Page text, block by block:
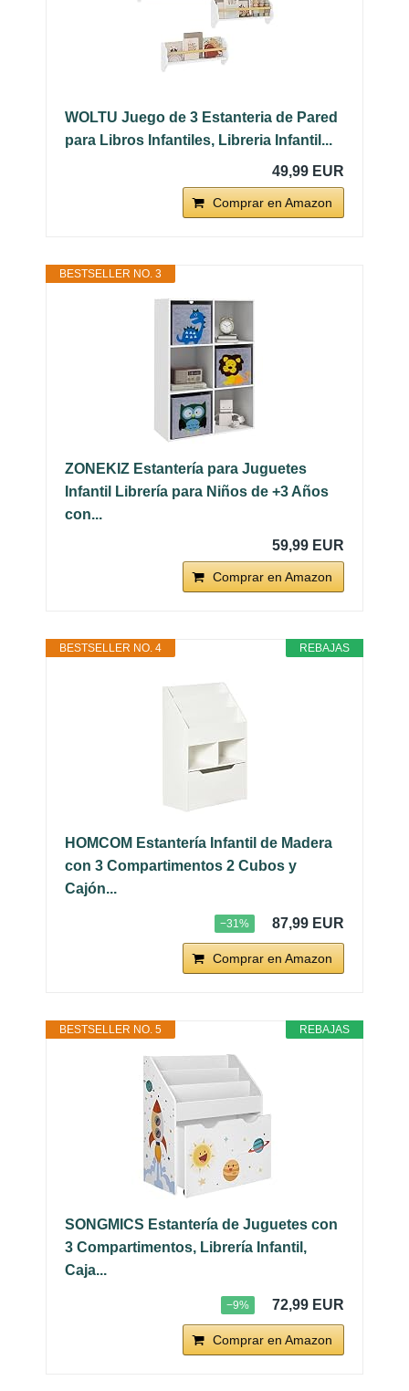
WOLTU Juego de 3 Estanteria de Pared
para Libros Infantiles, Libreria Infantil...
49,99 EUR
Comprar en Amazon
BESTSELLER NO. 3
ZONEKIZ Estantería para Juguetes
Infantil Librería para Niños de +3 Años
con...
59,99 EUR
Comprar en Amazon
REBAJAS
BESTSELLER NO. 4
HOMCOM Estantería Infantil de Madera
con 3 Compartimentos 2 Cubos y
Cajón...
−31% 87,99 EUR
Comprar en Amazon
REBAJAS
BESTSELLER NO. 5
SONGMICS Estantería de Juguetes con
3 Compartimentos, Librería Infantil,
Caja...
−9% 72,99 EUR
Comprar en Amazon